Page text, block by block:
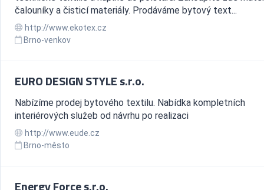
čalouníky a čisticí materiály. Prodáváme bytový text...
http://www.ekotex.cz
Brno-venkov
EURO DESIGN STYLE s.r.o.
Nabízíme prodej bytového textilu. Nabídka kompletních
interiérových služeb od návrhu po realizaci
http://www.eude.cz
Brno-město
Energy Force s.r.o.